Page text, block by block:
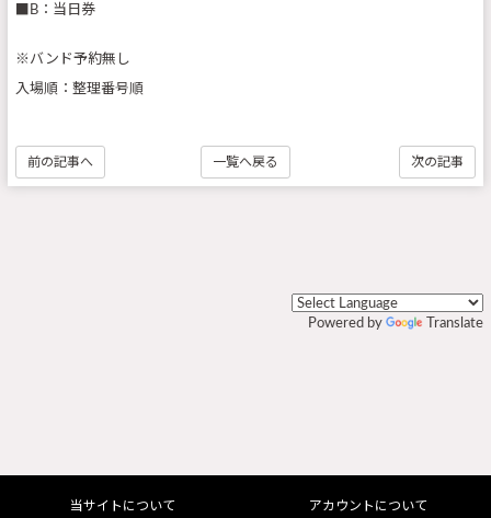
■B：当日券
※バンド予約無し
入場順：整理番号順
次の記事
一覧へ戻る
前の記事へ
Powered by Translate
当サイトについて アカウントについて